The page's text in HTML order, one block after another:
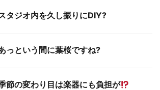
タジオ内を久し振りにDIY?
っという間に葉桜ですね?
節の変わり目は楽器にも負担が